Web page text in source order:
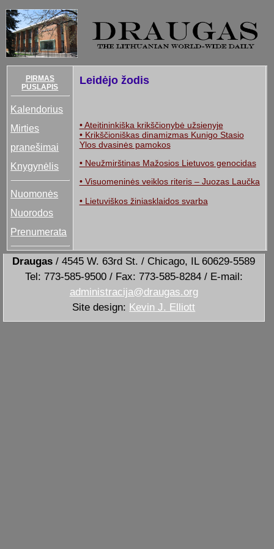
PIRMAS
PUSLAPIS
Kalendorius
Mirties
pranešimai
Knygynėlis
Nuomonės
Nuorodos
Prenumerata
Leidėjo žodis
• Ateitininkiška krikščionybė užsienyje
• Krikščioniškas dinamizmas Kunigo Stasio
Ylos dvasinės pamokos
• Neužmirštinas Mažosios Lietuvos genocidas
• Visuomeninės veiklos riteris – Juozas Laučka
• Lietuviškos žiniasklaidos svarba
Draugas / 4545 W. 63rd St. / Chicago, IL 60629-5589
Tel: 773-585-9500 / Fax: 773-585-8284 / E-mail:
administracija@draugas.org
Site design: Kevin J. Elliott